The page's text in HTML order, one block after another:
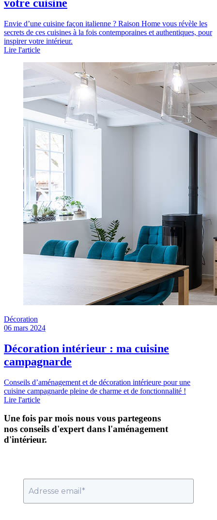
votre cuisine
Envie d’une cuisine façon italienne ? Raison Home vous révèle les
secrets de ces cuisines à la fois contemporaines et authentiques, pour
inspirer votre intérieur.
Lire l'article
Décoration
06 mars 2024
Décoration intérieur : ma cuisine
campagnarde
Conseils d’aménagement et de décoration intérieure pour une
cuisine campagnarde pleine de charme et de fonctionnalité !
Lire l'article
Une fois par mois nous vous partegeons
nos conseils d'expert dans l'aménagement
d'intérieur.